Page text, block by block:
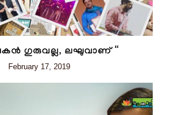
ഗുരുവല്ല, ലഘുവാണ് “
February 17, 2019